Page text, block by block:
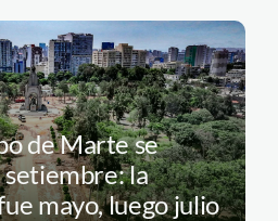
de Marte se
la
mayo, luego julio